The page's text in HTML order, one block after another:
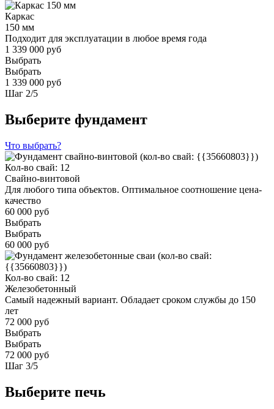
Каркас
150 мм
Подходит для эксплуатации в любое время года
1 339 000 руб
Выбрать
Выбрать
1 339 000 руб
Шаг 2/5
Выберите фундамент
Что выбрать?
Кол-во свай: 12
Свайно-винтовой
Для любого типа объектов. Оптимальное соотношение цена-
качество
60 000 руб
Выбрать
Выбрать
60 000 руб
Кол-во свай: 12
Железобетонный
Самый надежный вариант. Обладает сроком службы до 150
лет
72 000 руб
Выбрать
Выбрать
72 000 руб
Шаг 3/5
Выберите печь